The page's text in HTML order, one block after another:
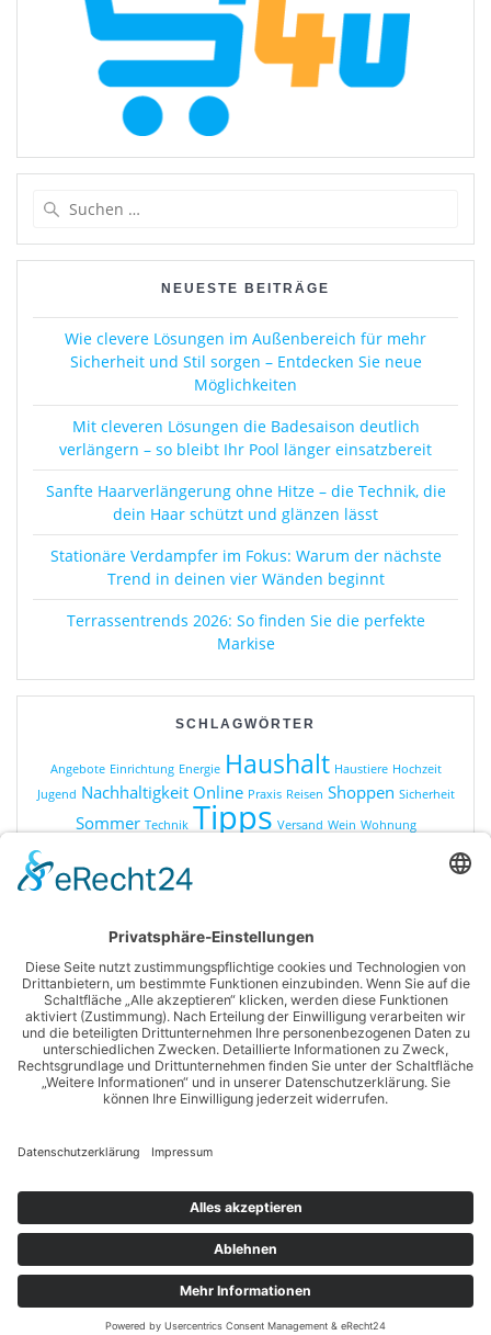
NEUESTE BEITRÄGE
Wie clevere Lösungen im Außenbereich für mehr
Sicherheit und Stil sorgen – Entdecken Sie neue
Möglichkeiten
Mit cleveren Lösungen die Badesaison deutlich
verlängern – so bleibt Ihr Pool länger einsatzbereit
Sanfte Haarverlängerung ohne Hitze – die Technik, die
dein Haar schützt und glänzen lässt
Stationäre Verdampfer im Fokus: Warum der nächste
Trend in deinen vier Wänden beginnt
Terrassentrends 2026: So finden Sie die perfekte
Markise
SCHLAGWÖRTER
Angebote Einrichtung Energie Haushalt Haustiere Hochzeit
Jugend Nachhaltigkeit Online Praxis Reisen Shoppen Sicherheit
Sommer Technik Tipps Versand Wein Wohnung
Online Shopping
Produkte
Ratgeber
Sonstiges
© 2026 Shopping for you. WordPress mit dem
Theme